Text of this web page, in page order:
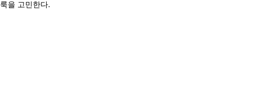
을 고민한다.